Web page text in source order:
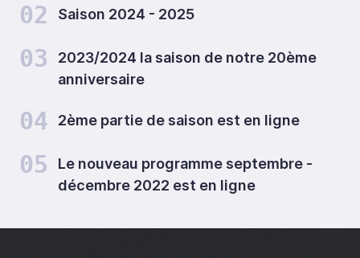
02 Saison 2024 - 2025
03
2023/2024 la saison de notre 20ème
anniversaire
04 2ème partie de saison est en ligne
05
Le nouveau programme septembre -
décembre 2022 est en ligne